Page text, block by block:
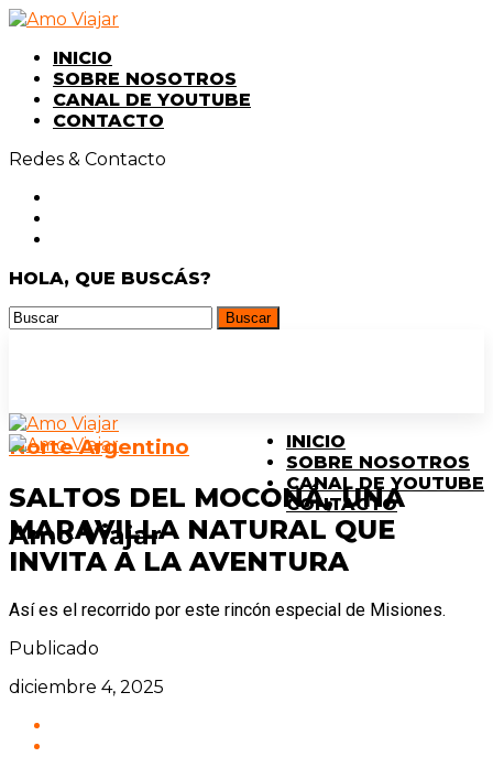
INICIO
SOBRE NOSOTROS
CANAL DE YOUTUBE
CONTACTO
Redes & Contacto
HOLA, QUE BUSCÁS?
Amo Viajar
INICIO
SOBRE NOSOTROS
CANAL DE YOUTUBE
CONTACTO
Norte Argentino
SALTOS DEL MOCONÁ, UNA
MARAVILLA NATURAL QUE
INVITA A LA AVENTURA
Así es el recorrido por este rincón especial de Misiones.
Publicado
diciembre 4, 2025